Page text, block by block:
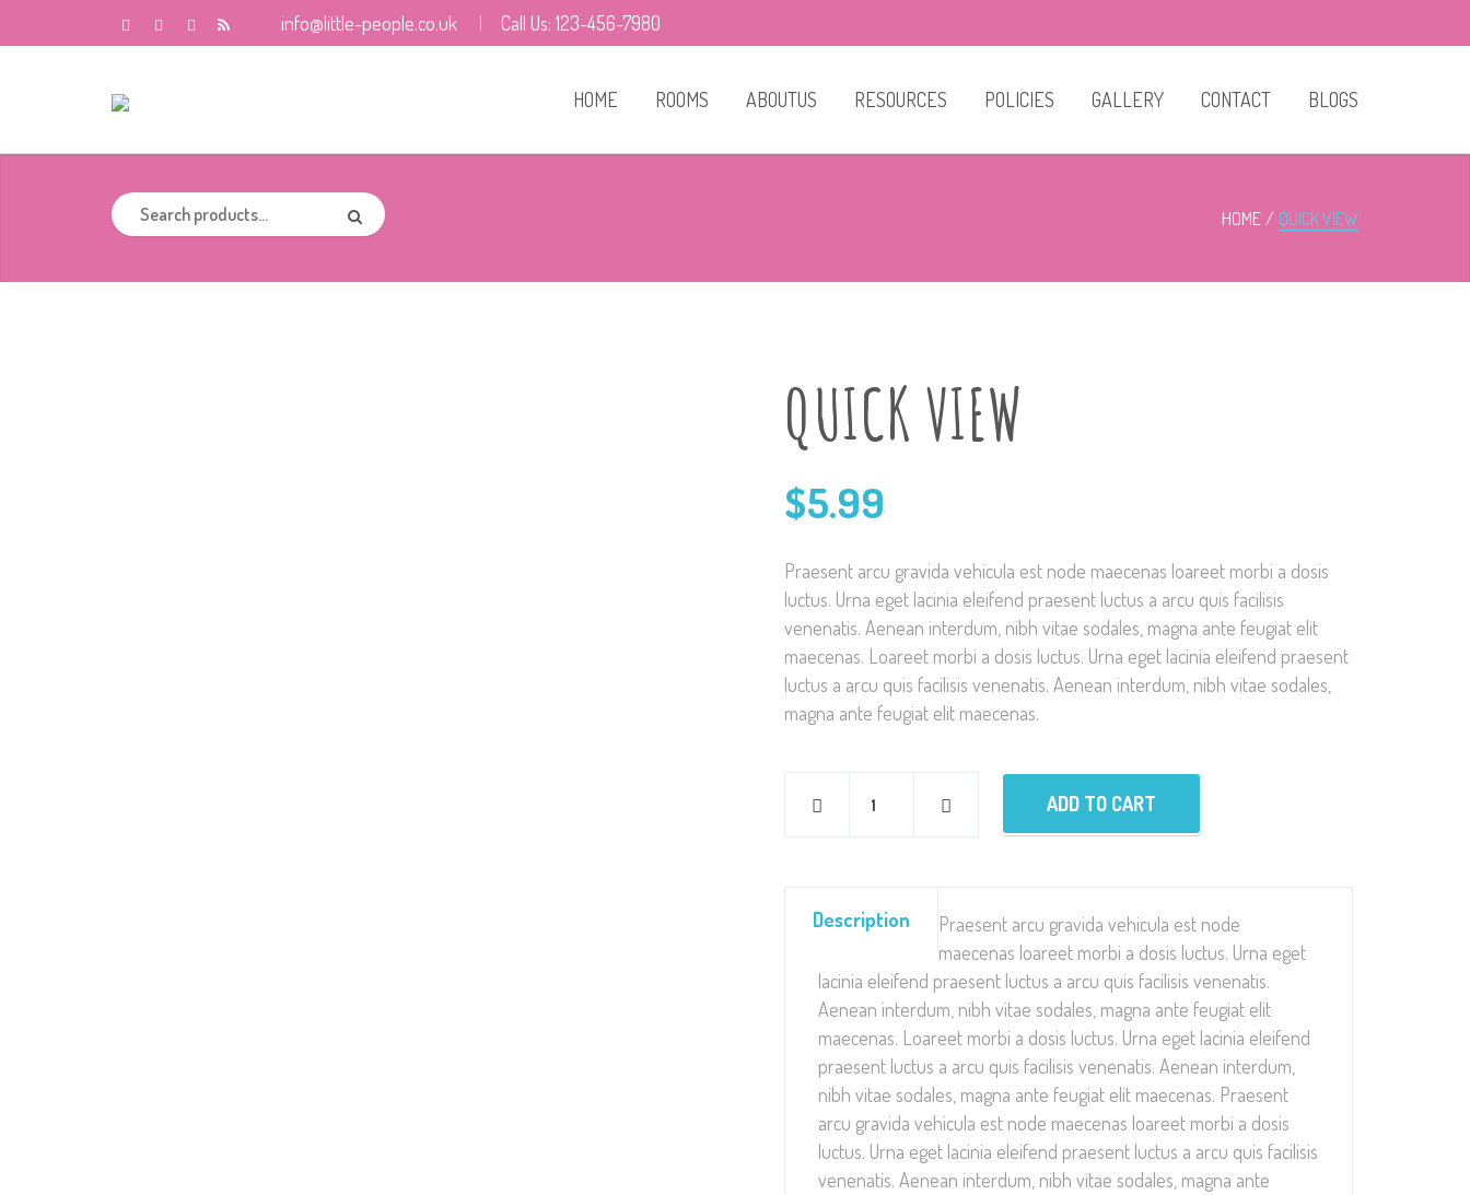
info@little-people.co.uk Call Us: 123-456-7980
HOME ROOMS ABOUTUS RESOURCES POLICIES GALLERY CONTACT BLOGS
HOME QUICK VIEW
QUICK VIEW
$5.99
Praesent arcu gravida vehicula est node maecenas loareet morbi a dosis
luctus. Urna eget lacinia eleifend praesent luctus a arcu quis facilisis
venenatis. Aenean interdum, nibh vitae sodales, magna ante feugiat elit
maecenas. Loareet morbi a dosis luctus. Urna eget lacinia eleifend praesent
luctus a arcu quis facilisis venenatis. Aenean interdum, nibh vitae sodales,
magna ante feugiat elit maecenas.
ADD TO CART
Description
Praesent arcu gravida vehicula est node
maecenas loareet morbi a dosis luctus. Urna eget
lacinia eleifend praesent luctus a arcu quis facilisis venenatis.
Aenean interdum, nibh vitae sodales, magna ante feugiat elit
maecenas. Loareet morbi a dosis luctus. Urna eget lacinia eleifend
praesent luctus a arcu quis facilisis venenatis. Aenean interdum,
nibh vitae sodales, magna ante feugiat elit maecenas. Praesent
arcu gravida vehicula est node maecenas loareet morbi a dosis
luctus. Urna eget lacinia eleifend praesent luctus a arcu quis facilisis
venenatis. Aenean interdum, nibh vitae sodales, magna ante